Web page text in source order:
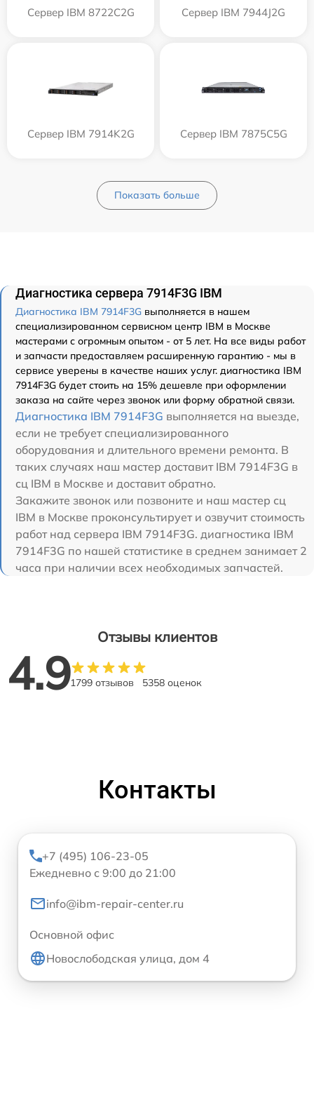
Сервер IBM 8722C2G Сервер IBM 7944J2G
Сервер IBM 7914K2G Сервер IBM 7875C5G
Показать больше
Диагностика сервера 7914F3G IBM
Диагностика IBM 7914F3G выполняется в нашем
специализированном сервисном центр IBM в Москве
мастерами с огромным опытом - от 5 лет. На все виды работ
и запчасти предоставляем расширенную гарантию - мы в
сервисе уверены в качестве наших услуг. диагностика IBM
7914F3G будет стоить на 15% дешевле при оформлении
заказа на сайте через звонок или форму обратной связи.
Диагностика IBM 7914F3G выполняется на выезде,
если не требует специализированного
оборудования и длительного времени ремонта. В
таких случаях наш мастер доставит IBM 7914F3G в
сц IBM в Москве и доставит обратно.
Закажите звонок или позвоните и наш мастер сц
IBM в Москве проконсультирует и озвучит стоимость
работ над сервера IBM 7914F3G. диагностика IBM
7914F3G по нашей статистике в среднем занимает 2
часа при наличии всех необходимых запчастей.
Отзывы клиентов
4.91799 отзывов 5358 оценок
Контакты
+7 (495) 106-23-05
Ежедневно с 9:00 до 21:00
info@ibm-repair-center.ru
Основной офис
Новослободская улица, дом 4